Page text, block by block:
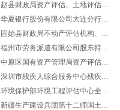
赵县财政局资产评估、土地评估…
华夏银行股份有限公司大连分行…
固始县财政局不动产评估机构、…
福州市劳务派遣有限公司股东持…
中原区国有资产管理局资产评估…
深圳市残疾人综合服务中心残疾…
环境保护部环境工程评估中心全…
新疆生产建设兵团第十二师国土…